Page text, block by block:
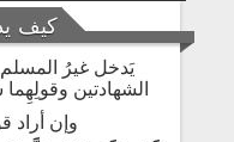
كيف
يَدخل غيرُ المسلم
الشهادتين
وإن أراد